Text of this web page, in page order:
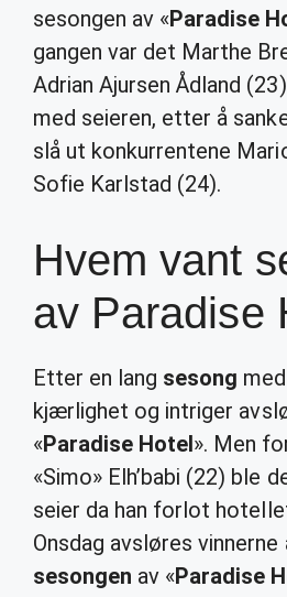
sesongen av «Paradise
gangen var det Marthe
Adrian Ajursen Ådland
med seieren, etter å
slå ut konkurrentene
Sofie Karlstad (24).
Hvem vant
av Paradise
Etter en lang sesong
kjærlighet og intriger
«Paradise Hotel». Men
«Simo» Elh’babi (22) ble
seier da han forlot
Onsdag avsløres vinnerne
sesongen av «Paradise